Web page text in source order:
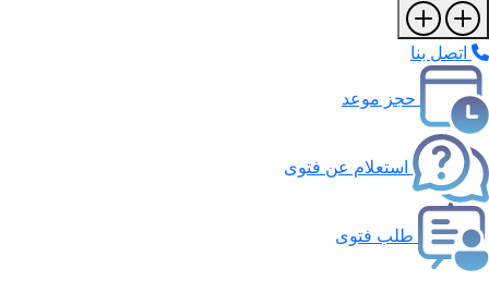
اتصل بنا
حجز موعد
استعلام عن فتوى
طلب فتوى